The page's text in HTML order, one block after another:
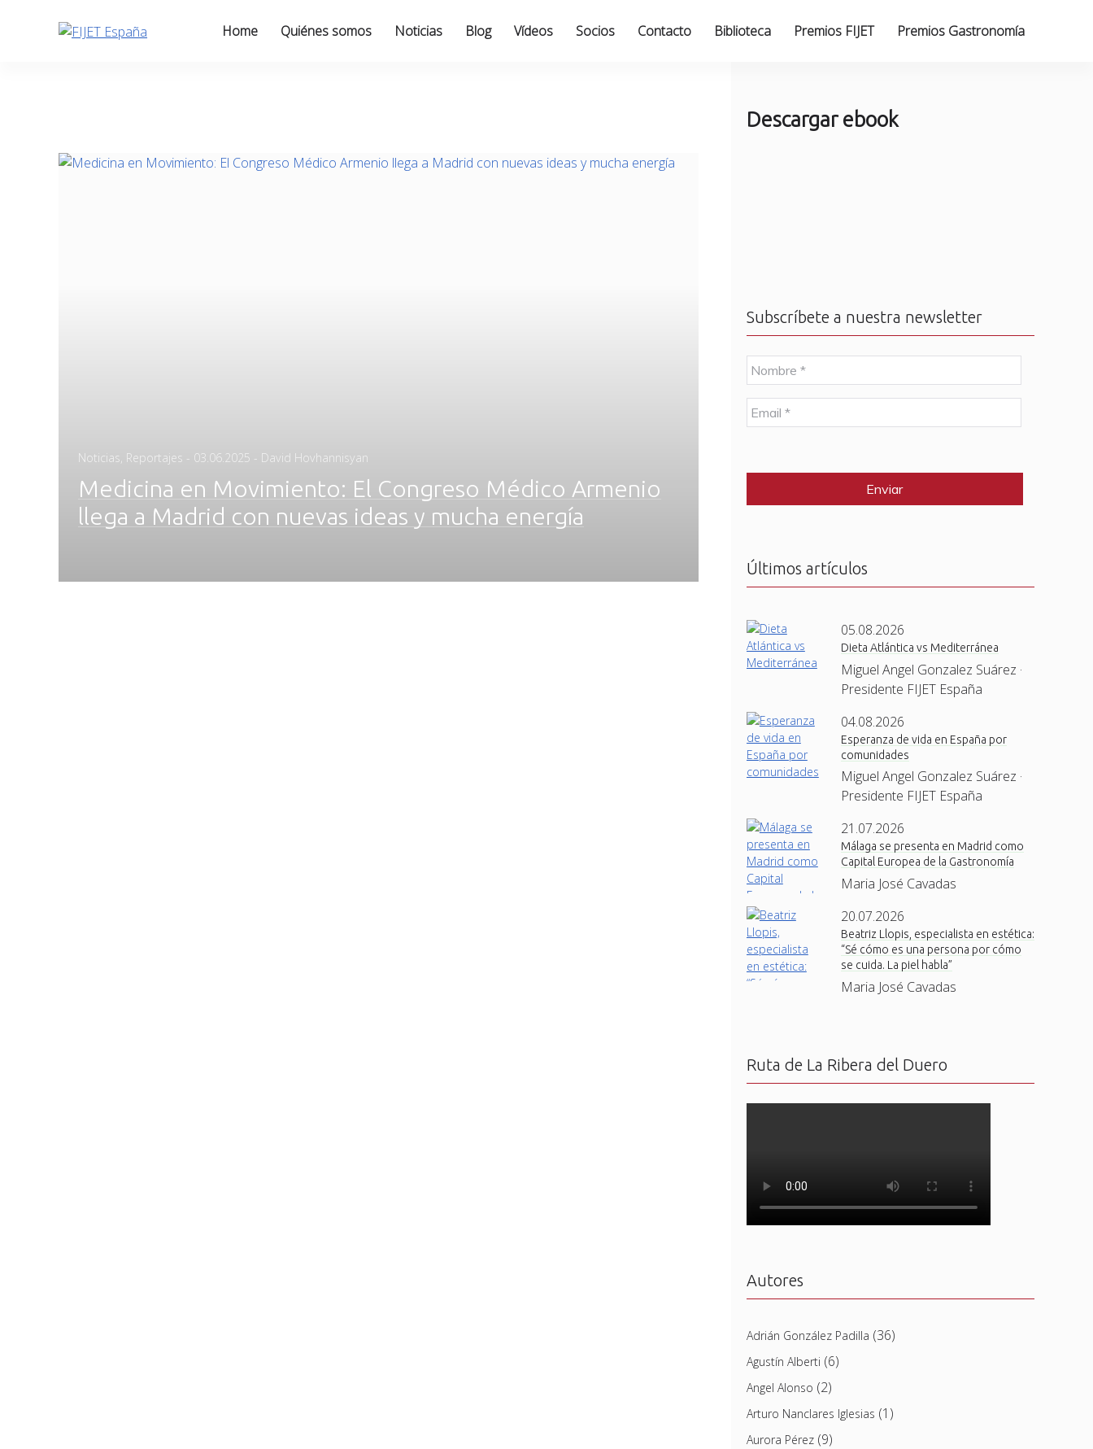
Home Quiénes somos Noticias Blog Vídeos Socios Contacto Biblioteca Premios FIJET Premios Gastronomía
Noticias, Reportajes - Posted
03.06.2025 - David Hovhannisyan
Medicina en Movimiento: El Congreso Médico Armenio
llega a Madrid con nuevas ideas y mucha energía
Descargar ebook
Subscríbete a nuestra newsletter
N
o
m
b
r
E
m
l
Últimos artículos
05.08.2026
Dieta Atlántica vs Mediterránea
Miguel Angel Gonzalez Suárez ·
Presidente FIJET España
04.08.2026
Esperanza de vida en España por
comunidades
Miguel Angel Gonzalez Suárez ·
Presidente FIJET España
21.07.2026
Málaga se presenta en Madrid como
Capital Europea de la Gastronomía
Maria José Cavadas
20.07.2026
Beatriz Llopis, especialista en estética:
“Sé cómo es una persona por cómo
se cuida. La piel habla”
Maria José Cavadas
Ruta de La Ribera del Duero
Autores
Adrián González Padilla (36)
Agustín Alberti (6)
Angel Alonso (2)
Arturo Nanclares Iglesias (1)
Aurora Pérez(9)